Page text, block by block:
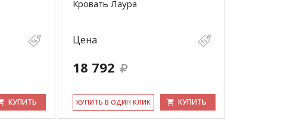
КУПИТЬ
Кровать Лаура
Цена
18 792
КУ­ПИТЬ В ОДИН КЛИК КУПИТЬ